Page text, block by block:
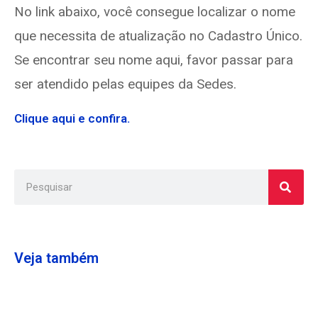
No link abaixo, você consegue localizar o nome
que necessita de atualização no Cadastro Único.
Se encontrar seu nome aqui, favor passar para
ser atendido pelas equipes da Sedes.
Clique aqui e confira.
Veja também